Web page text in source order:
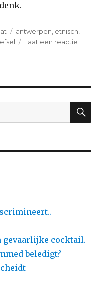
Tags
antwerpen etnisch
Laat een reactie
gevaarlijke cocktail.
beledigt?